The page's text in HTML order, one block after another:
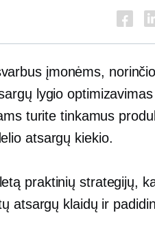
įmonėms,
lygio
turite tinkamus
atsargų kiekio.
praktinių strategijų,
atsargų klaidų ir